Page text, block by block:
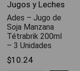
Jugos y Leches
Ades – Jugo de
Soja Manzana
Tétrabrik 200ml
– 3 Unidades
$10.24